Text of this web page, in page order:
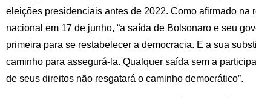
eleições presidenciais antes de 2022. Como afirmado na
nacional em 17 de junho, “a saída de Bolsonaro e seu
primeira para se restabelecer a democracia. E a sua
caminho para assegurá-la. Qualquer saída sem a
de seus direitos não resgatará o caminho democrático”.